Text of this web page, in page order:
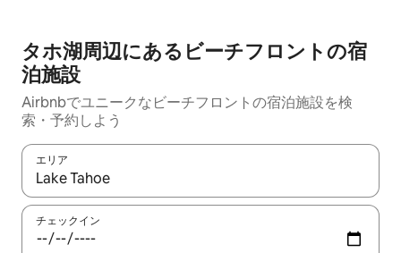
タホ湖周辺にあるビーチフロントの宿
泊施設
Airbnbでユニークなビーチフロントの宿泊施設を検
索・予約しよう
エリア
検索結果が表示されたら、上下の矢印キーを使って移動するか
チェックイン